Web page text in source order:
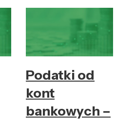
Podatki od
kont
bankowych –